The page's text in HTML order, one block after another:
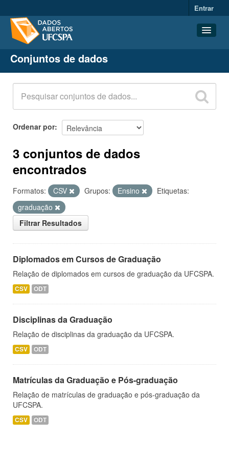
Entrar
Conjuntos de dados
Organizações
Grupos
Sobre
Conjuntos de dados
Ordenar por
3 conjuntos de dados
encontrados
Formatos: CSV Grupos: Ensino
Etiquetas:
graduação
Filtrar Resultados
Diplomados em Cursos de Graduação
Relação de diplomados em cursos de graduação da UFCSPA.
CSV ODT
Disciplinas da Graduação
Relação de disciplinas da graduação da UFCSPA.
CSV ODT
Matrículas da Graduação e Pós-graduação
Relação de matrículas de graduação e pós-graduação da
UFCSPA.
CSV ODT